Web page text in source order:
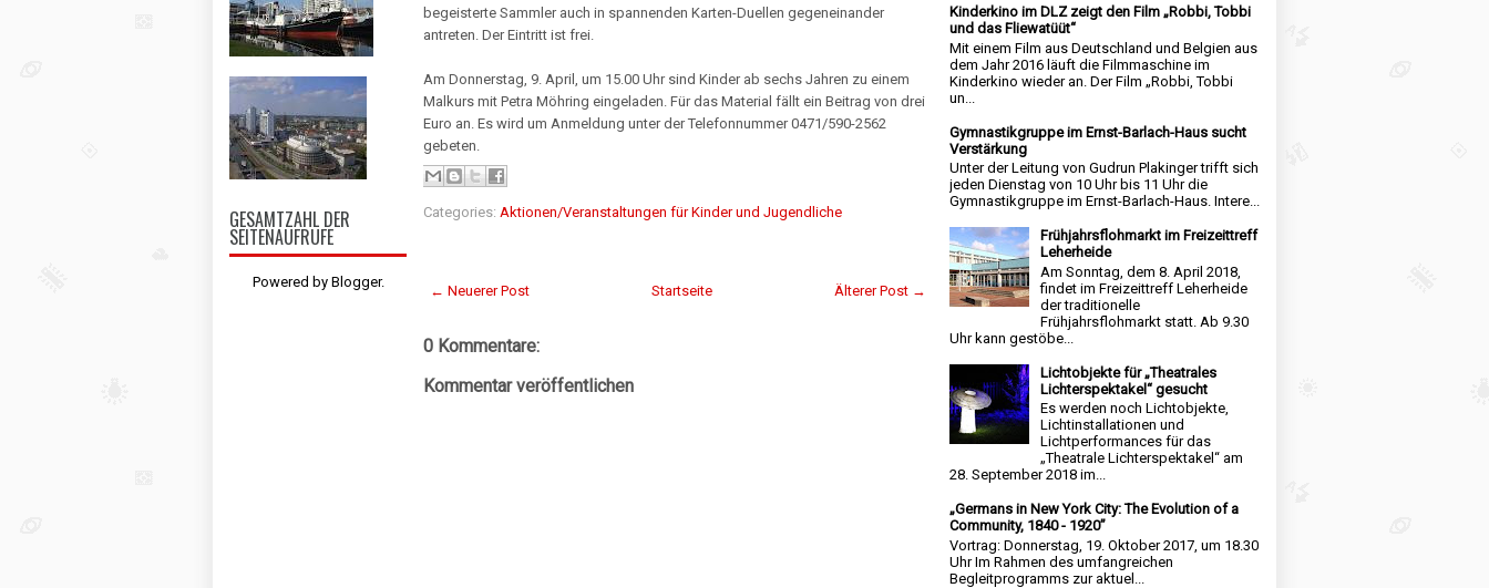
GESAMTZAHL DER
SEITENAUFRUFE
Powered by Blogger.
begeisterte Sammler auch in spannenden Karten-Duellen gegeneinander
antreten. Der Eintritt ist frei.
Am Donnerstag, 9. April, um 15.00 Uhr sind Kinder ab sechs Jahren zu einem
Malkurs mit Petra Möhring eingeladen. Für das Material fällt ein Beitrag von drei
Euro an. Es wird um Anmeldung unter der Telefonnummer 0471/590-2562
gebeten.
Categories: Aktionen/Veranstaltungen für Kinder und Jugendliche
← Neuerer Post Älterer Post →
Startseite
0 Kommentare:
Kommentar veröffentlichen
Kinderkino im DLZ zeigt den Film „Robbi, Tobbi
und das Fliewatüüt“
Mit einem Film aus Deutschland und Belgien aus
dem Jahr 2016 läuft die Filmmaschine im
Kinderkino wieder an. Der Film „Robbi, Tobbi
un...
Gymnastikgruppe im Ernst-Barlach-Haus sucht
Verstärkung
Unter der Leitung von Gudrun Plakinger trifft sich
jeden Dienstag von 10 Uhr bis 11 Uhr die
Gymnastikgruppe im Ernst-Barlach-Haus. Intere...
Frühjahrsflohmarkt im Freizeittreff
Leherheide
Am Sonntag, dem 8. April 2018,
findet im Freizeittreff Leherheide
der traditionelle
Frühjahrsflohmarkt statt. Ab 9.30
Uhr kann gestöbe...
Lichtobjekte für „Theatrales
Lichterspektakel“ gesucht
Es werden noch Lichtobjekte,
Lichtinstallationen und
Lichtperformances für das
„Theatrale Lichterspektakel“ am
28. September 2018 im...
„Germans in New York City: The Evolution of a
Community, 1840 - 1920”
Vortrag: Donnerstag, 19. Oktober 2017, um 18.30
Uhr Im Rahmen des umfangreichen
Begleitprogramms zur aktuel...